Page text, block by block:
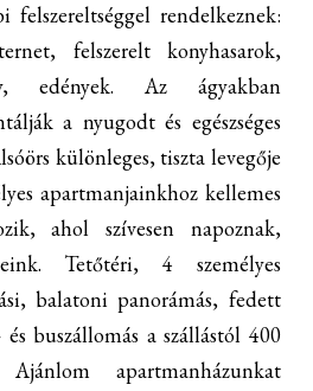
felszereltséggel rendelkeznek:
felszerelt konyhasarok,
edények. Az ágyakban
a nyugodt és egészséges
különleges, tiszta levegője
apartmanjainkhoz kellemes
ahol szívesen napoznak,
Tetőtéri, 4 személyes
balatoni panorámás, fedett
buszállomás a szállástól 400
apartmanházunkat